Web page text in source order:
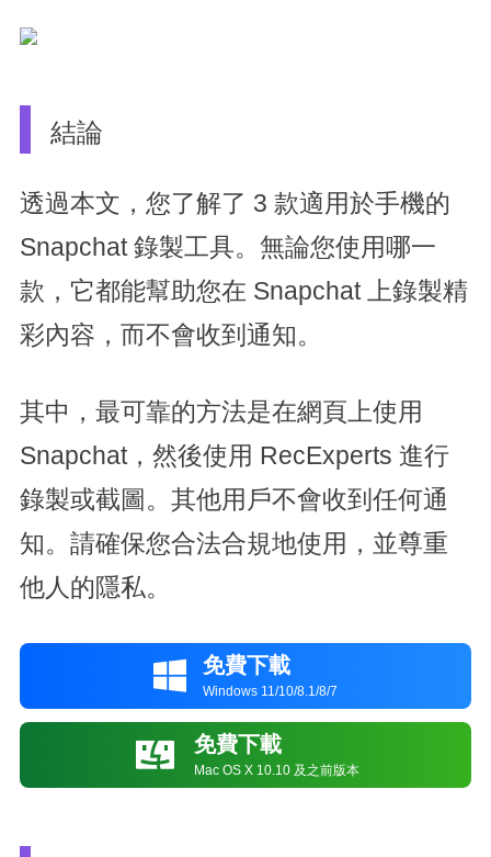
結論
透過本文，您了解了 3 款適用於手機的
Snapchat 錄製工具。無論您使用哪一
款，它都能幫助您在 Snapchat 上錄製精
彩內容，而不會收到通知。
其中，最可靠的方法是在網頁上使用
Snapchat，然後使用 RecExperts 進行
錄製或截圖。其他用戶不會收到任何通
知。請確保您合法合規地使用，並尊重
他人的隱私。
 免費下載
Windows 11/10/8.1/8/7
 免費下載
Mac OS X 10.10 及之前版本